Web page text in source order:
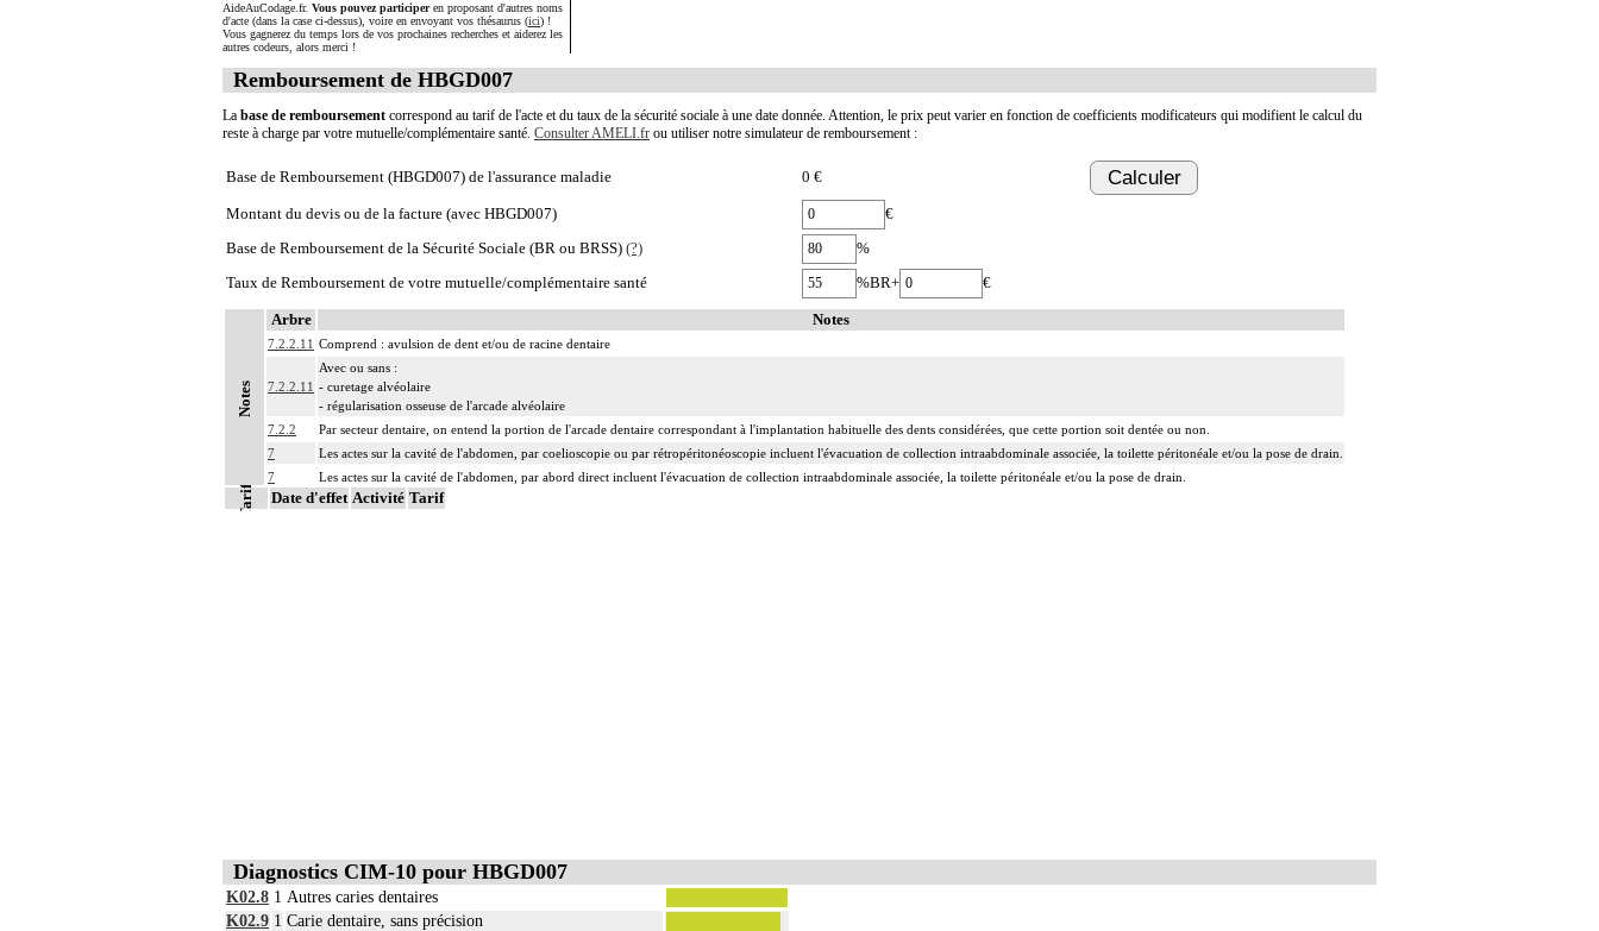
AideAuCodage.fr. Vous pouvez participeren proposant d'autres noms
d'acte (dans la case ci-dessus), voire en envoyant vos thésaurus (ici) !
Vous gagnerez du temps lors de vos prochaines recherches et aiderez les
autres codeurs, alors merci !
Remboursement de HBGD007
La base de remboursement correspond au tarif de l'acte et du taux de la sécurité sociale à une date donnée. Attention, le prix peut varier en fonction de coefficients modificateurs qui modifient le calcul du
reste à charge par votre mutuelle/complémentaire santé. Consulter AMELI.fr ou utiliser notre simulateur de remboursement :
Base de Remboursement (HBGD007) de l'assurance maladie 0 € Calculer
Montant du devis ou de la facture (avec HBGD007)
€
Base de Remboursement de la Sécurité Sociale (BR ou BRSS) (?)
%
Taux de Remboursement de votre mutuelle/complémentaire santé
%BR+ €
Notes
Arbre Notes
7.2.2.11 Comprend : avulsion de dent et/ou de racine dentaire
7.2.2.11
Avec ou sans :
- curetage alvéolaire
- régularisation osseuse de l'arcade alvéolaire
7.2.2
Par secteur dentaire, on entend la portion de l'arcade dentaire correspondant à l'implantation habituelle des dents considérées, que cette portion soit dentée ou non.
7
Les actes sur la cavité de l'abdomen, par coelioscopie ou par rétropéritonéoscopie incluent l'évacuation de collection intraabdominale associée, la toilette péritonéale et/ou la pose de drain.
7
Les actes sur la cavité de l'abdomen, par abord direct incluent l'évacuation de collection intraabdominale associée, la toilette péritonéale et/ou la pose de drain.
Tarifs Date d'effet Activité Tarif
Diagnostics CIM-10 pour HBGD007
K02.8 1 Autres caries dentaires
K02.9 1 Carie dentaire, sans précision